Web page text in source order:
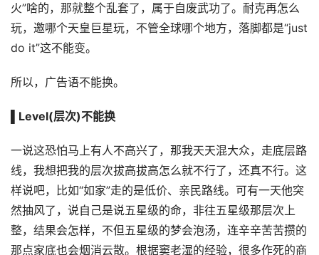
火”啥的，那就整个乱套了，属于自废武功了。耐克再怎么
玩，邀哪个天皇巨星玩，不管全球哪个地方，落脚都是“just
do it”这不能变。
所以，广告语不能换。
▌Level(层次)不能换
一说这恐怕马上有人不高兴了，那我天天混大众，走底层路
线，我想把我的层次拔高拔高怎么就不行了，还真不行。这
样说吧，比如“如家”走的是低价、亲民路线。可有一天他突
然抽风了，说自己是说五星级的命，非往五星级那层次上
整，结果会怎样，不但五星级的梦会泡汤，连辛辛苦苦攒的
那点家底也会烟消云散。根据窦老湿的经验，很多作死的商